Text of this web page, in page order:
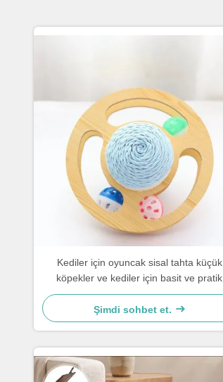
Kediler için oyuncak sisal tahta küçük
köpekler ve kediler için basit ve pratik
Şimdi sohbet et.